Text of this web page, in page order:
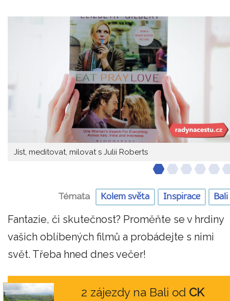
Jíst, meditovat, milovat s Julii Roberts
Témata Kolem světa Inspirace Bali
Fantazie, či skutečnost? Proměňte se v hrdiny
vašich oblíbených filmů a probádejte s nimi
svět. Třeba hned dnes večer!
2 zájezdy na Bali od CK